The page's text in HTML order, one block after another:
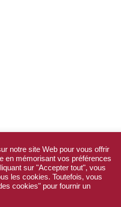
notre site Web pour vous offrir
en mémorisant vos préférences
sur "Accepter tout", vous
les cookies. Toutefois, vous
cookies" pour fournir un